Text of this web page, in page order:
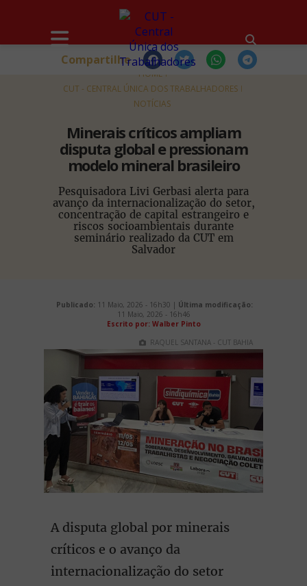
HOME
CUT - CENTRAL ÚNICA DOS TRABALHADORES
NOTÍCIAS
Minerais críticos ampliam
disputa global e pressionam
modelo mineral brasileiro
Pesquisadora Livi Gerbasi alerta para
avanço da internacionalização do setor,
concentração de capital estrangeiro e
riscos socioambientais durante
seminário realizado da CUT em
Salvador
Compartilhe
Publicado: 11 Maio, 2026 - 16h30 | Última modificação:
11 Maio, 2026 - 16h46
Escrito por: Walber Pinto
RAQUEL SANTANA - CUT BAHIA
A disputa global por minerais
críticos e o avanço da
internacionalização do setor